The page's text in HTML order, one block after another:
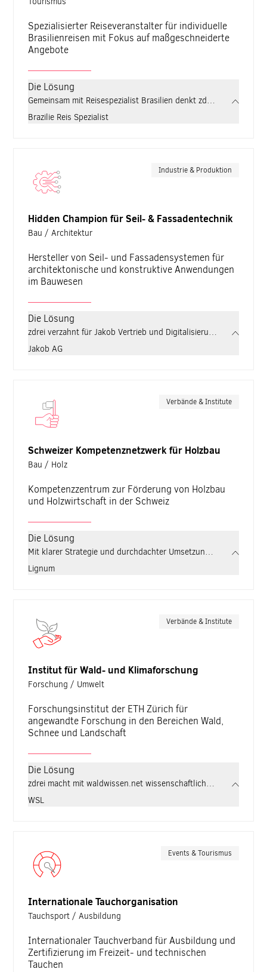
Spezialisierter Reiseveranstalter für individuelle
Brasilienreisen mit Fokus auf maßgeschneiderte
Angebote
Die Lösung
Gemeinsam mit Reisespezialist Brasilien denkt zdrei digitalen
Brazilie Reis Spezialist
Industrie & Produktion
Hidden Champion für Seil- & Fassadentechnik
Bau / Architektur
Hersteller von Seil- und Fassadensystemen für
architektonische und konstruktive Anwendungen
im Bauwesen
Die Lösung
zdrei verzahnt für Jakob Vertrieb und Digitalisierung
Jakob AG
Verbände & Institute
Schweizer Kompetenznetzwerk für Holzbau
Bau / Holz
Kompetenzzentrum zur Förderung von Holzbau
und Holzwirtschaft in der Schweiz
Die Lösung
Mit klarer Strategie und durchdachter Umsetzung schafft zdrei
Lignum
Verbände & Institute
Institut für Wald- und Klimaforschung
Forschung / Umwelt
Forschungsinstitut der ETH Zürich für
angewandte Forschung in den Bereichen Wald,
Schnee und Landschaft
Die Lösung
zdrei macht mit waldwissen.net wissenschaftliches
WSL
Events & Tourismus
Internationale Tauchorganisation
Tauchsport / Ausbildung
Internationaler Tauchverband für Ausbildung und
Zertifizierung im Freizeit- und technischen
Tauchen